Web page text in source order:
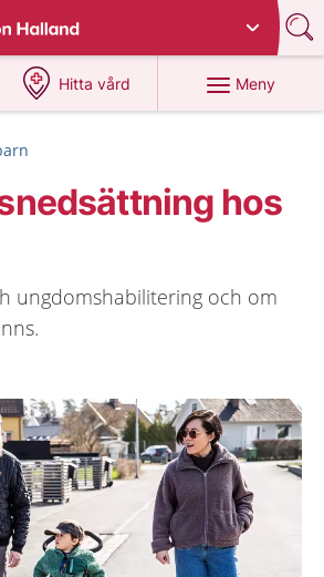
region Halland
Hitta vård
på 1177.se
Meny
hos
ungdomshabilitering och om